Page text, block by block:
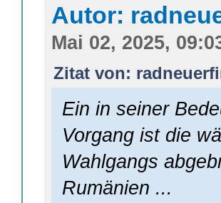
Autor:
Mai 02, 2025,
Zitat von:
Ein in seiner
Vorgang ist die
Wahlgangs
Rumänien ...